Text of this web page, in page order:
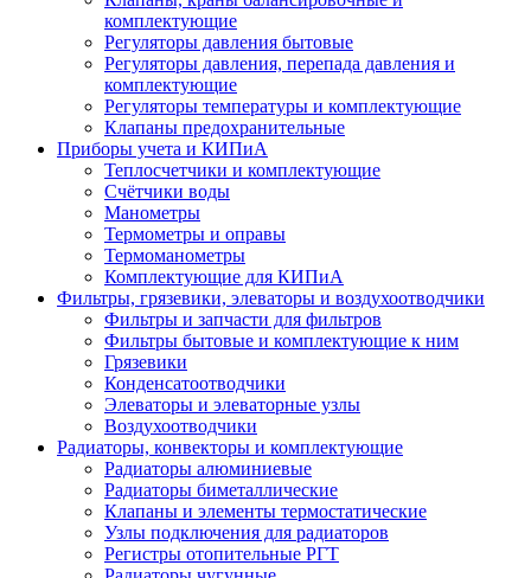
комплектующие
Регуляторы давления бытовые
Регуляторы давления, перепада давления и
комплектующие
Регуляторы температуры и комплектующие
Клапаны предохранительные
Приборы учета и КИПиА
Теплосчетчики и комплектующие
Счётчики воды
Манометры
Термометры и оправы
Термоманометры
Комплектующие для КИПиА
Фильтры, грязевики, элеваторы и воздухоотводчики
Фильтры и запчасти для фильтров
Фильтры бытовые и комплектующие к ним
Грязевики
Конденсатоотводчики
Элеваторы и элеваторные узлы
Воздухоотводчики
Радиаторы, конвекторы и комплектующие
Радиаторы алюминиевые
Радиаторы биметаллические
Клапаны и элементы термостатические
Узлы подключения для радиаторов
Регистры отопительные РГТ